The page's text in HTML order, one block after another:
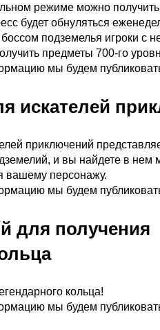
режиме можно
будет обнуляться
подземелья игроки с
предметы 700-го
мы будем
искателей
приключений
и вы найдете в нем
вашему персонажу.
мы будем
для получения
кольца!
мы будем